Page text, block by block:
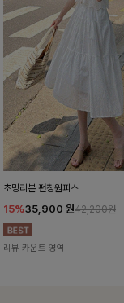
초밍리본 펀칭원피스
15%35,900 원42,200원
리뷰 카운트 영역